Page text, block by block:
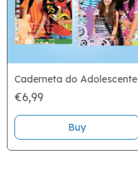
Caderneta do Adolescente
€6,99
Buy